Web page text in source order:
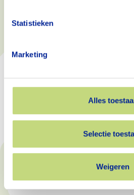
Statistieken
Marketing
Alles
Selectie
Weigeren
Samen zorgen
Terug naar het overzicht
Footer
Bekijk